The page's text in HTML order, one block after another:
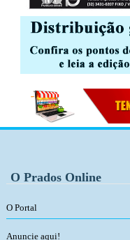
O Prados Online
O Portal
Anuncie aqui!